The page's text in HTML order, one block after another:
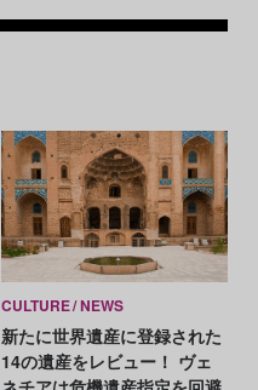
CULTURE NEWS
新たに世界遺産に登録された
14の遺産をレビュー！ ヴェ